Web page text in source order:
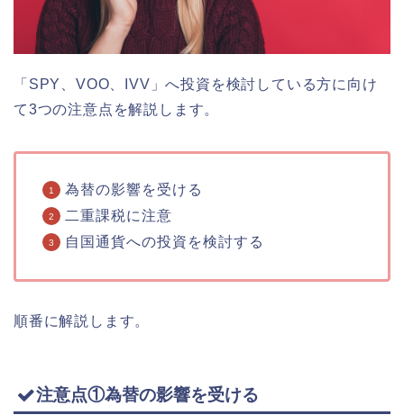
「SPY、VOO、IVV」へ投資を検討している方に向け
て3つの注意点を解説します。
為替の影響を受ける
二重課税に注意
自国通貨への投資を検討する
順番に解説します。
注意点①為替の影響を受ける